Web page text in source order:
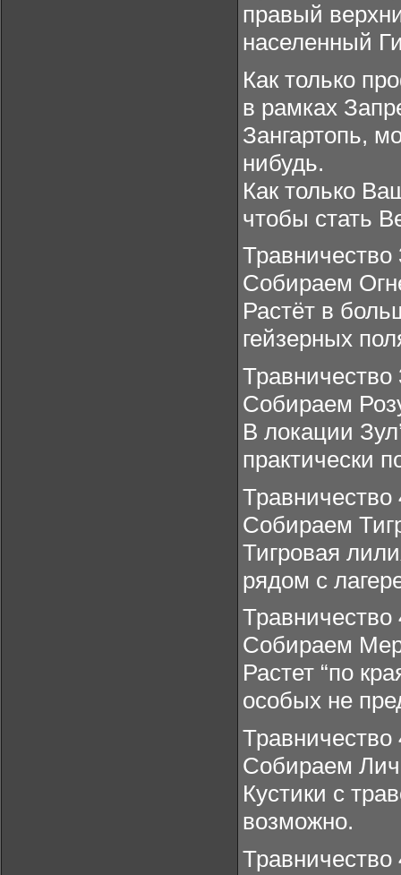
правый
населенный
Как только
в рамках
Зангартопь,
нибудь.
Как только
чтобы стать
Травничество
Собираем
Растёт в
гейзерных
Травничество
Собираем
В локации
практически
Травничество
Собираем
Тигровая
рядом с
Травничество
Собираем
Растет “по
особых не
Травничество
Собираем
Кустики с
возможно.
Травничество